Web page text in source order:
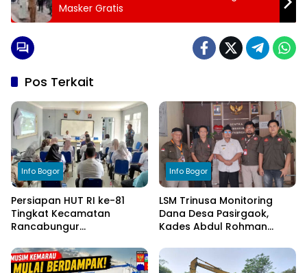
Masker Gratis
Pos Terkait
Info Bogor
Persiapan HUT RI ke-81
Tingkat Kecamatan
Rancabungur
Cimulang, Libatkan Seluruh
Elemen Masyarakat
Info Bogor
LSM Trinusa Monitoring
Dana Desa Pasirgaok,
Kades Abdul Rohman
Transparansi Pengelolaan
Anggaran